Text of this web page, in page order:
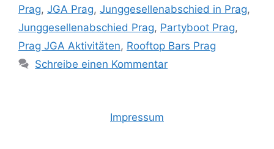
Prag, JGA Prag, Junggesellenabschied in Prag,
Junggesellenabschied Prag, Partyboot Prag,
Prag JGA Aktivitäten, Rooftop Bars Prag
Schreibe einen Kommentar
Impressum